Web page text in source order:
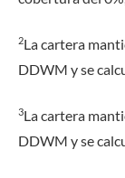
2La cartera
DDWM y se
3La cartera
DDWM y se